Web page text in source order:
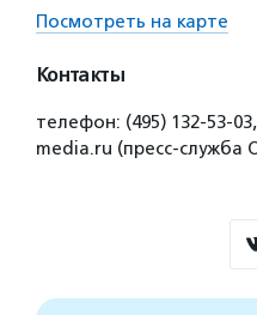
Посмотреть на карте
Контакты
телефон: (495) 132-53-
media.ru (пресс-